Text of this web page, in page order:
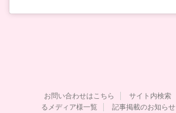
お問い合わせはこちら サイト内検索
るメディア様一覧
記事掲載のお知らせ